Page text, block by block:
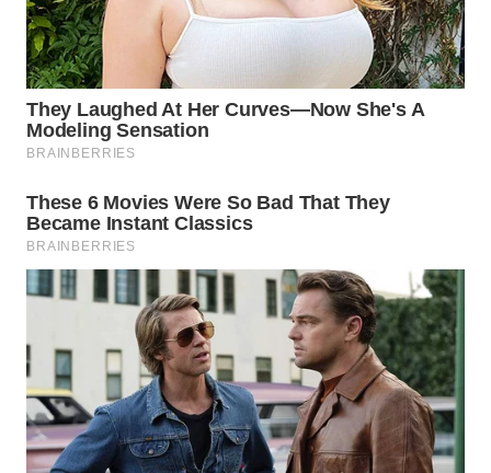
TANJUNG
LESUNG
WN
KARO
SIMALUNGUN
WN
LABUHANBATU
TAPANULI
TENGAH
WN DELI
SERDANG